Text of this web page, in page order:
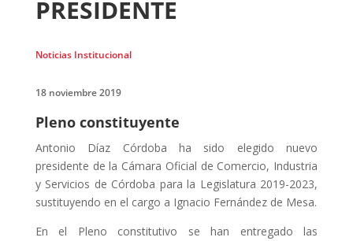
PRESIDENTE
Noticias Institucional
18 noviembre 2019
Pleno constituyente
Antonio Díaz Córdoba ha sido elegido nuevo
presidente de la Cámara Oficial de Comercio, Industria
y Servicios de Córdoba para la Legislatura 2019-2023,
sustituyendo en el cargo a Ignacio Fernández de Mesa.
En el Pleno constitutivo se han entregado las